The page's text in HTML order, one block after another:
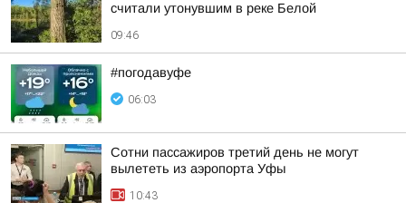
считали утонувшим в реке Белой
09:46
#погодавуфе
06:03
Сотни пассажиров третий день не могут
вылететь из аэропорта Уфы
10:43